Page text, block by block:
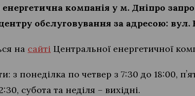
компанія у м. Дніпро
обслуговування за адресою: вул.
на сайті Центральної енергетичної
з понеділка по четвер з 7:30 до 18:00,
субота та неділя – вихідні.